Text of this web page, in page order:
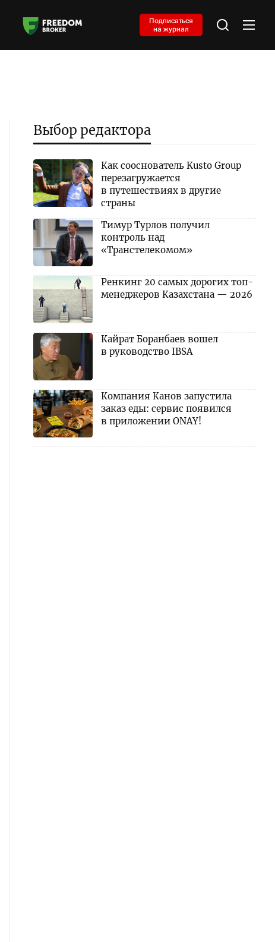
Подписаться
на журнал
Выбор редактора
Как сооснователь Kusto Group
перезагружается
в путешествиях в другие
страны
Тимур Турлов получил
контроль над
«Транстелекомом»
Ренкинг 20 самых дорогих топ-
менеджеров Казахстана — 2026
Кайрат Боранбаев вошел
в руководство IBSA
Компания Канов запустила
заказ еды: сервис появился
в приложении ONAY!